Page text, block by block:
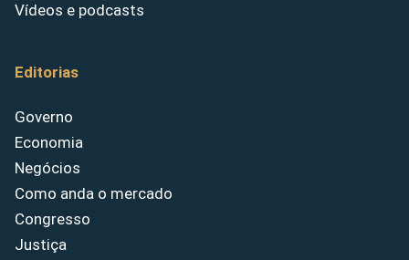
Vídeos e podcasts
Editorias
Governo
Economia
Negócios
Como anda o mercado
Congresso
Justiça